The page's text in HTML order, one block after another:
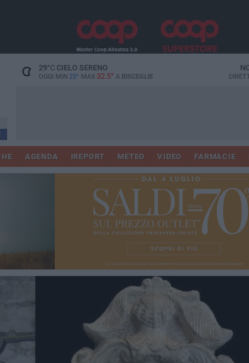
29°CCIELO SERENO
OGGI MIN 25° MAX 32.5° A BISCEGLIE
AGENDA IREPORT METEO VIDEO FARMACIE